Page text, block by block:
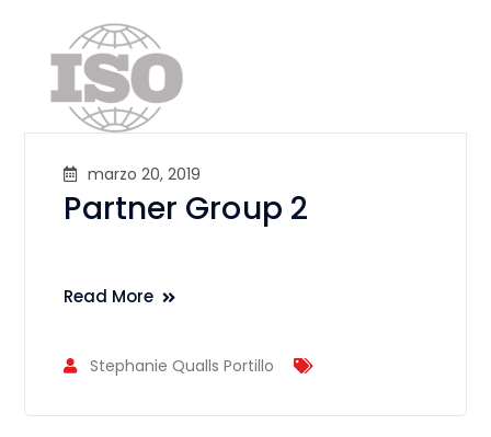
marzo 20, 2019
Partner Group 2
Read More
Stephanie Qualls Portillo